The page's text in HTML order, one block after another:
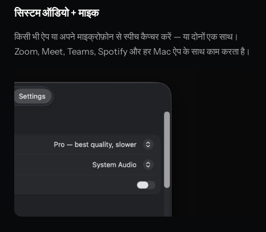
सिस्टम ऑडियो + माइक
किसी भी ऐप या अपने माइक्रोफ़ोन से स्पीच कैप्चर करें — या दोनों एक साथ।
Zoom, Meet, Teams, Spotify और हर Mac ऐप के साथ काम करता है।